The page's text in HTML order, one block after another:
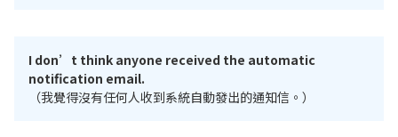
I don’t think anyone received the automatic
notification email.
（我覺得沒有任何人收到系統自動發出的通知信。）